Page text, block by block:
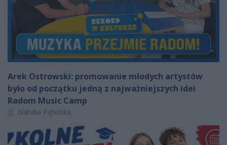
Arek Ostrowski: promowanie młodych artystów
było od początku jedną z najważniejszych idei
Radom Music Camp
Autor artykułu:
Natalia Pętelska